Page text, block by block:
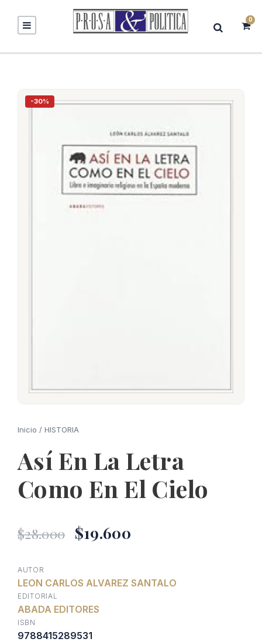
0
-30%
Inicio / HISTORIA
Así En La Letra
Como En El Cielo
$28.000 El
original
era:
$19.600
actual
AUTOR
LEON CARLOS ALVAREZ SANTALO
EDITORIAL
ABADA EDITORES
ISBN
9788415289531